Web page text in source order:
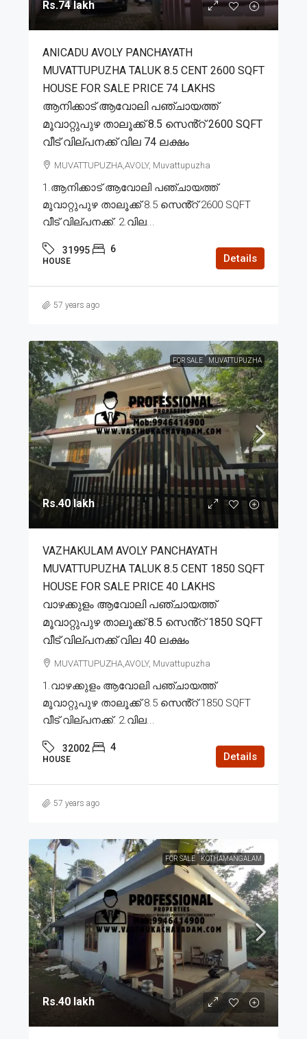
Rs.74 lakh
ANICADU AVOLY PANCHAYATH
MUVATTUPUZHA TALUK 8.5 CENT 2600 SQFT
HOUSE FOR SALE PRICE 74 LAKHS
ആനിക്കാട് ആവോലി പഞ്ചായത്ത്
മൂവാറ്റുപുഴ താലൂക്ക് 8.5 സെൻ്റ് 2600 SQFT
വീട് വില്പനക്ക് വില 74 ലക്ഷം
MUVATTUPUZHA,AVOLY, Muvattupuzha
1.ആനിക്കാട് ആവോലി പഞ്ചായത്ത്
മൂവാറ്റുപുഴ താലൂക്ക് 8.5 സെൻ്റ് 2600 SQFT
വീട് വില്പനക്ക്. 2.വില...
31995 6
HOUSE Details
57 years ago
FOR SALE MUVATTUPUZHA
Rs.40 lakh
VAZHAKULAM AVOLY PANCHAYATH
MUVATTUPUZHA TALUK 8.5 CENT 1850 SQFT
HOUSE FOR SALE PRICE 40 LAKHS
വാഴക്കുളം ആവോലി പഞ്ചായത്ത്
മൂവാറ്റുപുഴ താലൂക്ക് 8.5 സെൻ്റ് 1850 SQFT
വീട് വില്പനക്ക് വില 40 ലക്ഷം
MUVATTUPUZHA,AVOLY, Muvattupuzha
1.വാഴക്കുളം ആവോലി പഞ്ചായത്ത്
മൂവാറ്റുപുഴ താലൂക്ക് 8.5 സെൻ്റ് 1850 SQFT
വീട് വില്പനക്ക്. 2.വില...
32002 4
HOUSE Details
57 years ago
FOR SALE KOTHAMANGALAM
Rs.40 lakh